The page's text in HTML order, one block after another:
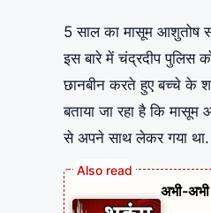
5 साल का मासूम आशुतोष
इस बारे में चंद्रदीप पुलिस
छानबीन करते हुए बच्चे के
बताया जा रहा है कि
से अपने साथ लेकर गया था.
अभी-